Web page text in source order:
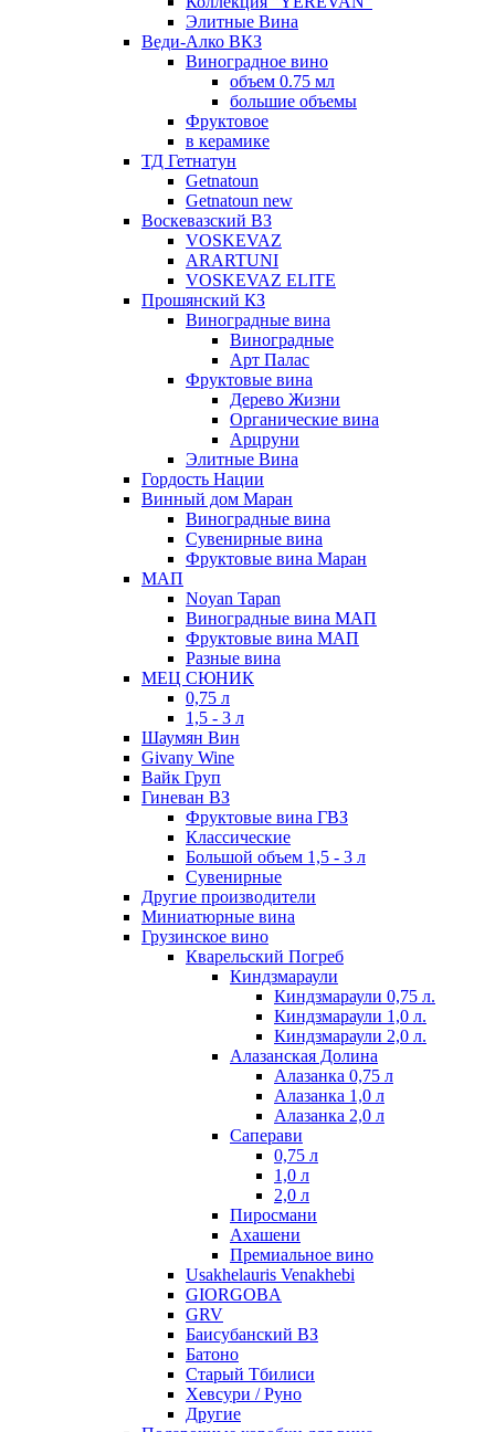
Элитные Вина
Веди-Алко ВКЗ
Виноградное вино
объем 0.75 мл
большие объемы
Фруктовое
в керамике
ТД Гетнатун
Getnatoun
Getnatoun new
Воскевазский ВЗ
VOSKEVAZ
ARARTUNI
VOSKEVAZ ELITE
Прошянский КЗ
Виноградные вина
Виноградные
Арт Палас
Фруктовые вина
Дерево Жизни
Органические вина
Арцруни
Элитные Вина
Гордость Нации
Винный дом Маран
Виноградные вина
Сувенирные вина
Фруктовые вина Маран
МАП
Noyan Tapan
Виноградные вина МАП
Фруктовые вина МАП
Разные вина
МЕЦ СЮНИК
0,75 л
1,5 - 3 л
Шаумян Вин
Givany Wine
Вайк Груп
Гиневан ВЗ
Фруктовые вина ГВЗ
Классические
Большой объем 1,5 - 3 л
Сувенирные
Другие производители
Миниатюрные вина
Грузинское вино
Кварельский Погреб
Киндзмараули
Киндзмараули 0,75 л.
Киндзмараули 1,0 л.
Киндзмараули 2,0 л.
Алазанская Долина
Алазанка 0,75 л
Алазанка 1,0 л
Алазанка 2,0 л
Саперави
0,75 л
1,0 л
2,0 л
Пиросмани
Ахашени
Премиальное вино
Usakhelauris Venakhebi
GIORGOBA
GRV
Баисубанский ВЗ
Батоно
Старый Тбилиси
Хевсури / Руно
Другие